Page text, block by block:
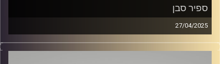
ספיר סבן
27/04/2025
שעה של מוזיקה ישראלית עם דור חלפון